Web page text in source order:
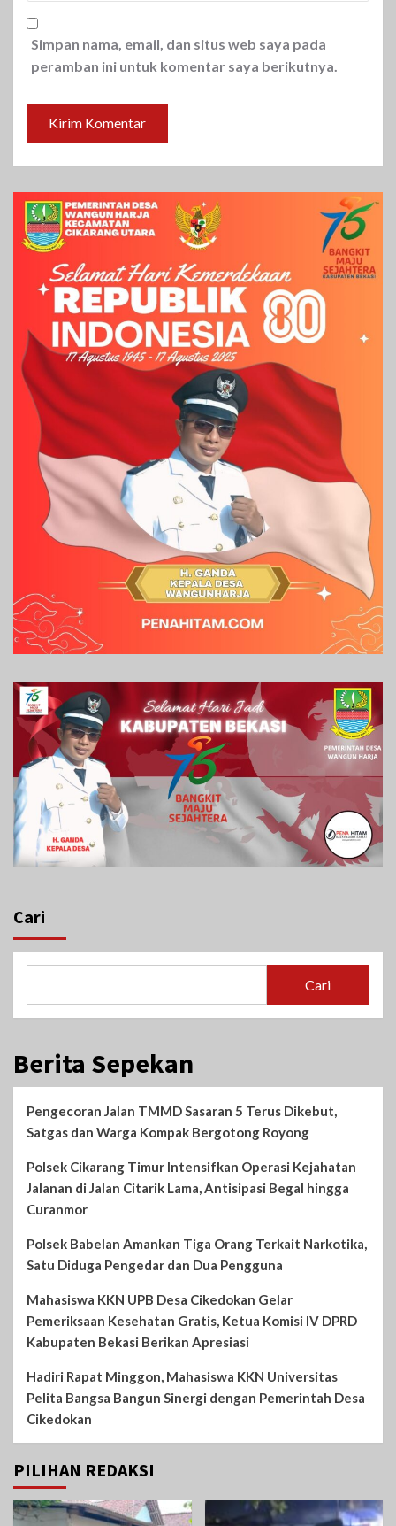
Simpan nama, email, dan situs web saya pada
peramban ini untuk komentar saya berikutnya.
Cari
Cari
Berita Sepekan
Pengecoran Jalan TMMD Sasaran 5 Terus Dikebut,
Satgas dan Warga Kompak Bergotong Royong
Polsek Cikarang Timur Intensifkan Operasi Kejahatan
Jalanan di Jalan Citarik Lama, Antisipasi Begal hingga
Curanmor
Polsek Babelan Amankan Tiga Orang Terkait Narkotika,
Satu Diduga Pengedar dan Dua Pengguna
Mahasiswa KKN UPB Desa Cikedokan Gelar
Pemeriksaan Kesehatan Gratis, Ketua Komisi IV DPRD
Kabupaten Bekasi Berikan Apresiasi
Hadiri Rapat Minggon, Mahasiswa KKN Universitas
Pelita Bangsa Bangun Sinergi dengan Pemerintah Desa
Cikedokan
PILIHAN REDAKSI